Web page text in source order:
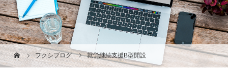
フクシブログ 就労継続支援B型開設